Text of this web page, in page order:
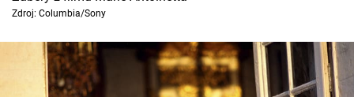
Zdroj: Columbia/Sony